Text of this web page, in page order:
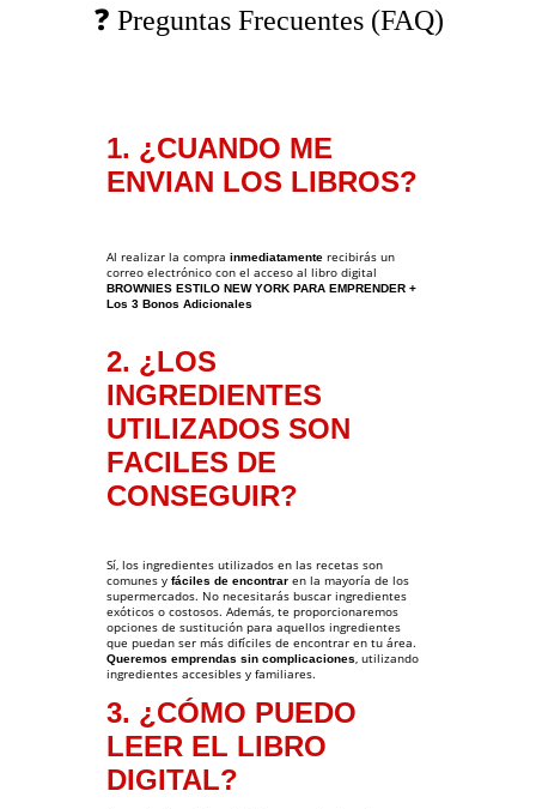
❓ Preguntas Frecuentes (FAQ)
1. ¿CUANDO ME
ENVIAN LOS LIBROS?
Al realizar la compra inmediatamente recibirás un
correo electrónico con el acceso al libro digital
BROWNIES ESTILO NEW YORK PARA EMPRENDER +
Los 3 Bonos Adicionales
2. ¿LOS
INGREDIENTES
UTILIZADOS SON
FACILES DE
CONSEGUIR?
Sí, los ingredientes utilizados en las recetas son
comunes y fáciles de encontrar en la mayoría de los
supermercados. No necesitarás buscar ingredientes
exóticos o costosos. Además, te proporcionaremos
opciones de sustitución para aquellos ingredientes
que puedan ser más difíciles de encontrar en tu área.
Queremos emprendas sin complicaciones, utilizando
ingredientes accesibles y familiares.
3. ¿CÓMO PUEDO
LEER EL LIBRO
DIGITAL?